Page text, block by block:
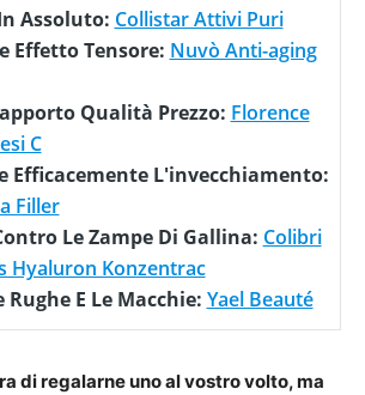
Assoluto: Collistar Attivi Puri
Effetto Tensore: Nuvò Anti-aging
Qualità Prezzo: Florence
C
Efficacemente L'invecchiamento:
Filler
Le Zampe Di Gallina: Colibri
Hyaluron Konzentrac
Rughe E Le Macchie: Yael Beauté
di regalarne uno al vostro volto, ma